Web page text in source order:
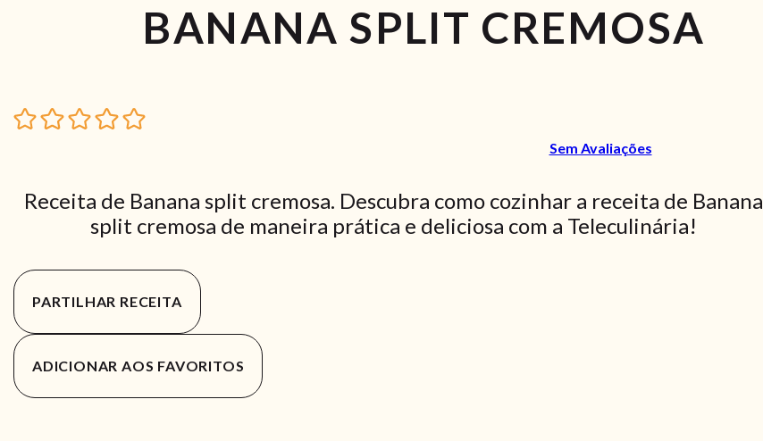
BANANA SPLIT CREMOSA
Sem Avaliações
Receita de Banana split cremosa. Descubra como cozinhar a receita de Banana
split cremosa de maneira prática e deliciosa com a Teleculinária!
PARTILHAR RECEITA
ADICIONAR AOS FAVORITOS